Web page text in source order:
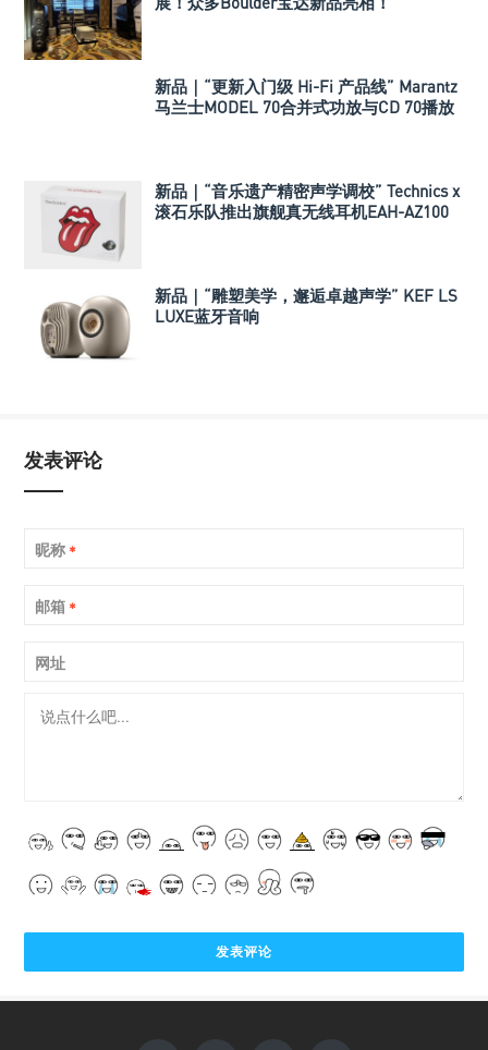
新品｜“更新入门级 Hi-Fi 产品线” Marantz
马兰士MODEL 70合并式功放与CD 70播放
新品｜“音乐遗产精密声学调校” Technics x
滚石乐队推出旗舰真无线耳机EAH-AZ100
新品｜“雕塑美学，邂逅卓越声学” KEF LS
LUXE蓝牙音响
发表评论
昵称 *
邮箱 *
网址